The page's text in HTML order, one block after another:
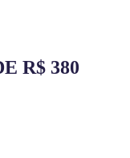
R$ 380